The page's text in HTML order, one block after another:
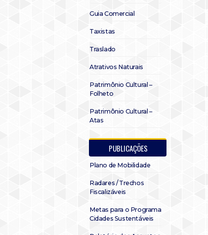
Guia Comercial
Taxistas
Traslado
Atrativos Naturais
Patrimônio Cultural –
Folheto
Patrimônio Cultural –
Atas
PUBLICAÇÕES
Plano de Mobilidade
Radares / Trechos
Fiscalizáveis
Metas para o Programa
Cidades Sustentáveis